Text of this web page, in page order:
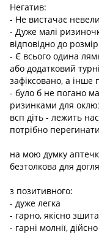
Негатив:
- Не вистачає
- Дуже малі
відповідно до
- Є всього одина
або додатковий
зафіксовано, а інше
- було б не погано
ризинками для
всп діть - лежить
потрібно
на мою думку
безтолкова для
з позитивного:
- дуже легка
- гарно, якісно зшита
- гарні молнії,